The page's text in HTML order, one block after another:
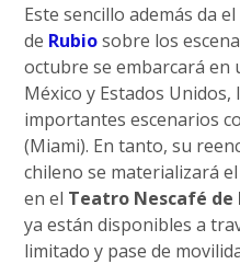
Este sencillo además da
de Rubiosobre los
octubre se embarcará en
México y Estados
importantes escenarios
(Miami). En tanto, su
chileno se materializará
en el Teatro Nescafé de
ya están disponibles a
limitado y pase de